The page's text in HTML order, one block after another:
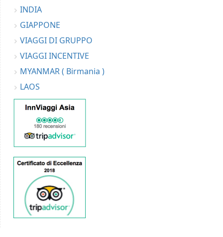
INDIA
GIAPPONE
VIAGGI DI GRUPPO
VIAGGI INCENTIVE
MYANMAR ( Birmania )
LAOS